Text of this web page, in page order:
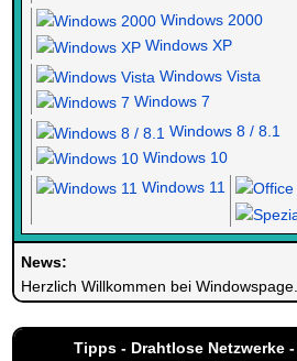
Windows 2000
Windows XP
Windows Vista
Windows 7
Windows 8 / 8.1
Windows 10
Windows 11
News:
Herzlich Willkommen bei
Tipps - Drahtlose Netzwerke